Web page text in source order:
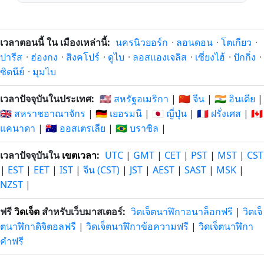
เวลาตอนนี้ ใน เมืองเหล่านี้: นครนิวยอร์ก · ลอนดอน · โตเกียว ·
ปารีส · ฮ่องกง · สิงคโปร์ · ดูไบ · ลอสแองเจลิส · เซี่ยงไฮ้ · ปักกิ่ง ·
ซิดนีย์ · มุมไบ
เวลาปัจจุบันในประเทศ: 🇺🇸 สหรัฐอเมริกา | 🇨🇳 จีน | 🇮🇳 อินเดีย |
🇬🇧 สหราชอาณาจักร | 🇩🇪 เยอรมนี | 🇯🇵 ญี่ปุ่น | 🇫🇷 ฝรั่งเศส | 🇨🇦
แคนาดา | 🇦🇺 ออสเตรเลีย | 🇧🇷 บราซิล |
เวลาปัจจุบันในเขตเวลา: UTC | GMT | CET | PST | MST | CST
| EST | EET | IST | จีน (CST) | JST | AEST | SAST | MSK |
NZST |
ฟรีวิดเจ็ต สำหรับเว็บมาสเตอร์: วิดเจ็ตนาฬิกาอนาล็อกฟรี | วิดเจ็
ตนาฬิกาดิจิตอลฟรี | วิดเจ็ตนาฬิกาข้อความฟรี | วิดเจ็ตนาฬิกา
คำฟรี